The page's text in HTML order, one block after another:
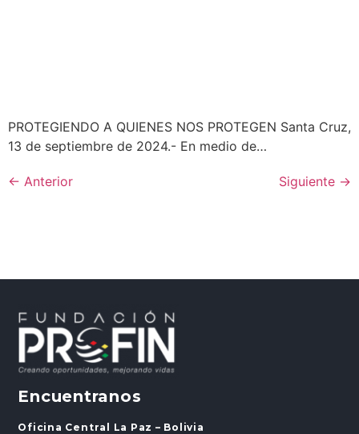
PROTEGIENDO A QUIENES NOS PROTEGEN Santa Cruz,
13 de septiembre de 2024.- En medio de…
← Anterior Siguiente →
Encuentranos
Oficina Central La Paz – Bolivia